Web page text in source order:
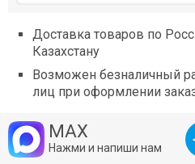
Доставка товаров по
Казахстану
Возможен безналичный
лиц при оформлении
MAX
Нажми и напиши нам